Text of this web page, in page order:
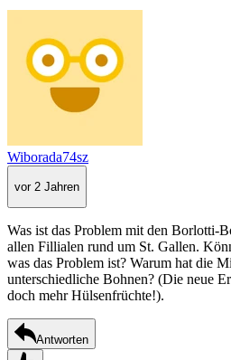
Wiborada74sz
vor 2 Jahren
Was ist das Problem mit den Borlotti-
allen Fillialen rund um St. Gallen.
was das Problem ist? Warum hat die
unterschiedliche Bohnen? (Die neue
doch mehr Hülsenfrüchte!).
Antworten